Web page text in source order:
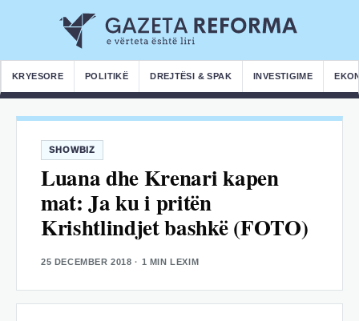
KRYESORE POLITIKË DREJTËSI & SPAK INVESTIGIME
SHOWBIZ
Luana dhe Krenari kapen
mat: Ja ku i pritën
Krishtlindjet bashkë (FOTO)
25 DECEMBER 2018 · 1 MIN LEXIM